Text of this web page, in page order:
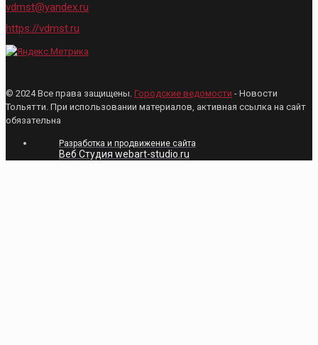
vdmst@yandex.ru
https://vdmst.ru
© 2024 Все права защищены. Городские ведомости - Новости
Тольятти. При использовании материалов, активная ссылка на сайт
обязательна
Разработка и продвижение сайта
Веб Студия webart-studio.ru